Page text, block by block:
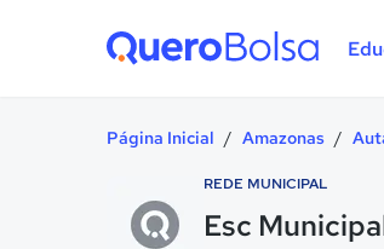
Página Inicial / Amazonas /
REDE MUNICIPAL
Esc